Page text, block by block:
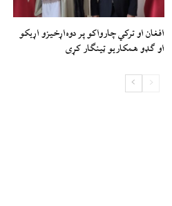
افغان او ترکي چارواکو پر دوه‌اړخیزو اړيکو
او ګډو همکاريو ټينګار کړی